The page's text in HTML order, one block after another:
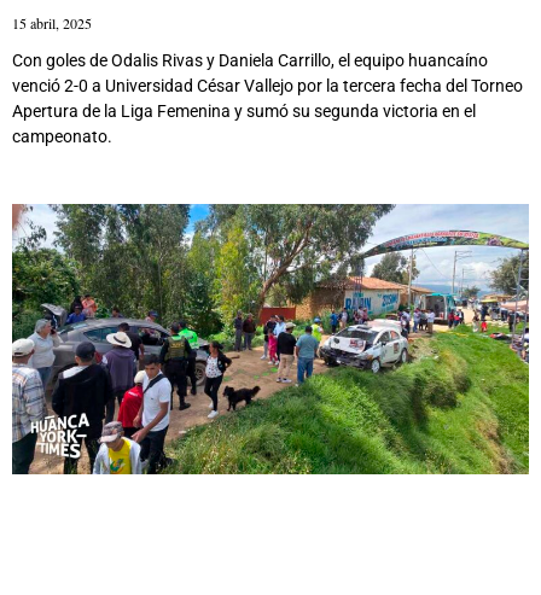
15 abril, 2025
Con goles de Odalis Rivas y Daniela Carrillo, el equipo huancaíno
venció 2-0 a Universidad César Vallejo por la tercera fecha del Torneo
Apertura de la Liga Femenina y sumó su segunda victoria en el
campeonato.